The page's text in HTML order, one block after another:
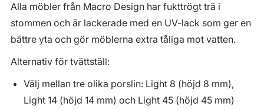
Alla möbler från Macro Design har fukttrögt trä i
stommen och är lackerade med en UV-lack som ger en
bättre yta och gör möblerna extra tåliga mot vatten.
Alternativ för tvättställ:
Välj mellan tre olika porslin: Light 8 (höjd 8 mm),
Light 14 (höjd 14 mm) och Light 45 (höjd 45 mm)